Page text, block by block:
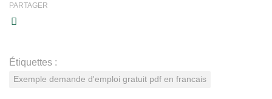
PARTAGER
Étiquettes :
Exemple demande d'emploi gratuit pdf en francais